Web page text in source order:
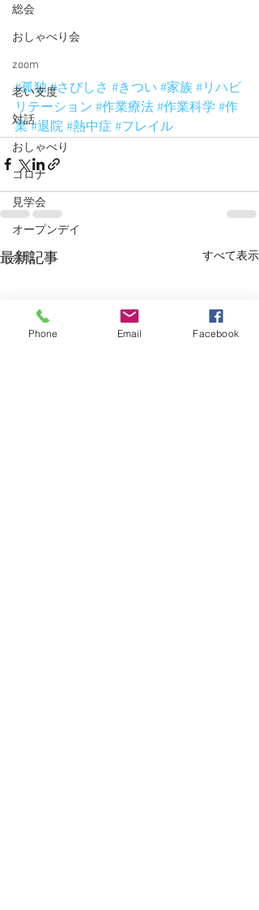
総会
おしゃべり会
zoom
老い支度
対話
おしゃべり
コロナ
見学会
オープンデイ
余暇
#孤独 #さびしさ #きつい #家族 #リハビ
リテーション #作業療法 #作業科学 #作
業 #退院 #熱中症 #フレイル
最新記事 すべて表示
Phone Email Facebook